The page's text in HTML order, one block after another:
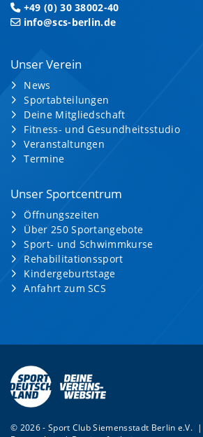
+49 (0) 30 38002-40
info@scs-berlin.de
Unser Verein
News
Sportabteilungen
Deine Mitgliedschaft
Fitness- und Gesundheitsstudio
Veranstaltungen
Termine
Unser Sportcentrum
Öffnungszeiten
Über 250 Sportangebote
Sport- und Schwimmkurse
Rehabilitationssport
Kindergeburtstage
Anfahrt zum SCS
© 2026 - Sport Club Siemensstadt Berlin e.V. |